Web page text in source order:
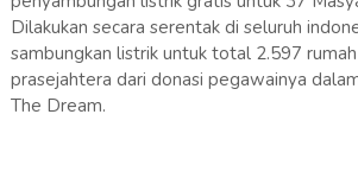
Dilakukan secara serentak di seluruh
sambungkan listrik untuk total 2.597
prasejahtera dari donasi pegawainya
The Dream.